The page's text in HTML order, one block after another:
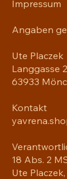
Impressum
Angaben
Ute Placzek
Langgasse
63933
Kontakt
18 Abs. 2
Ute